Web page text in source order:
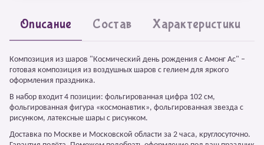
Описание Состав Характеристики
Композиция из шаров "Космический день рождения с Амонг Ас" –
готовая композиция из воздушных шаров с гелием для яркого
оформления праздника.
В набор входит 4 позиции: фольгированная цифра 102 см,
фольгированная фигура «космонавтик», фольгированная звезда с
рисунком, латексные шары с рисунком.
Доставка по Москве и Московской области за 2 часа, круглосуточно.